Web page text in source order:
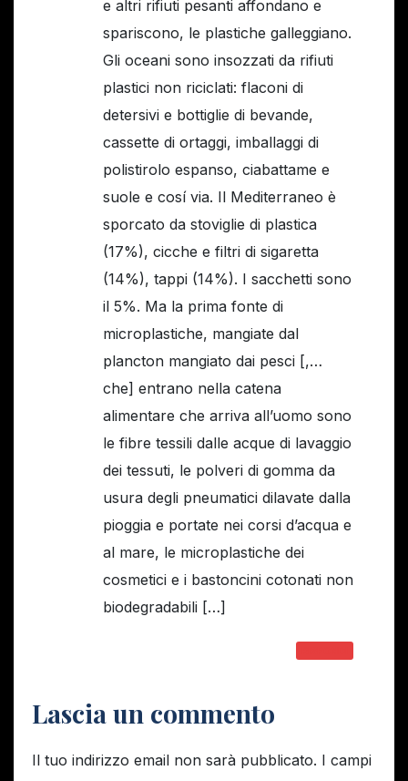
e altri rifiuti pesanti affondano e
spariscono, le plastiche galleggiano.
Gli oceani sono insozzati da rifiuti
plastici non riciclati: flaconi di
detersivi e bottiglie di bevande,
cassette di ortaggi, imballaggi di
polistirolo espanso, ciabattame e
suole e cosí via. Il Mediterraneo è
sporcato da stoviglie di plastica
(17%), cicche e filtri di sigaretta
(14%), tappi (14%). I sacchetti sono
il 5%. Ma la prima fonte di
microplastiche, mangiate dal
plancton mangiato dai pesci [,…
che] entrano nella catena
alimentare che arriva all’uomo sono
le fibre tessili dalle acque di lavaggio
dei tessuti, le polveri di gomma da
usura degli pneumatici dilavate dalla
pioggia e portate nei corsi d’acqua e
al mare, le microplastiche dei
cosmetici e i bastoncini cotonati non
biodegradabili […]
Lascia un commento
Il tuo indirizzo email non sarà pubblicato. I campi